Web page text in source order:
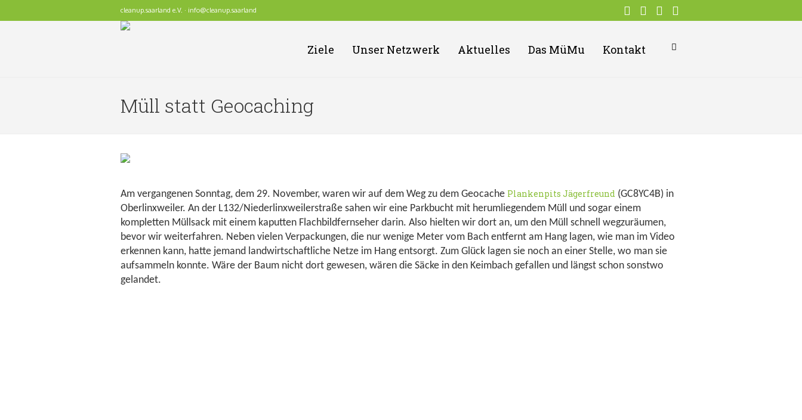
cleanup.saarland e.V. · info@cleanup.saarland
Ziele Unser Netzwerk Aktuelles Das MüMu Kontakt
Müll statt Geocaching
Am vergangenen Sonntag, dem 29. November, waren wir auf dem Weg zu dem Geocache Plankenpits Jägerfreund (GC8YC4B) in
Oberlinxweiler. An der L132/Niederlinxweilerstraße sahen wir eine Parkbucht mit herumliegendem Müll und sogar einem
kompletten Müllsack mit einem kaputten Flachbildfernseher darin. Also hielten wir dort an, um den Müll schnell wegzuräumen,
bevor wir weiterfahren. Neben vielen Verpackungen, die nur wenige Meter vom Bach entfernt am Hang lagen, wie man im Video
erkennen kann, hatte jemand landwirtschaftliche Netze im Hang entsorgt. Zum Glück lagen sie noch an einer Stelle, wo man sie
aufsammeln konnte. Wäre der Baum nicht dort gewesen, wären die Säcke in den Keimbach gefallen und längst schon sonstwo
gelandet.